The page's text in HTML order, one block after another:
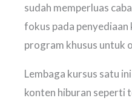
sudah memperluas
fokus pada penyediaan
program khusus untuk
Lembaga kursus satu
konten hiburan seperti